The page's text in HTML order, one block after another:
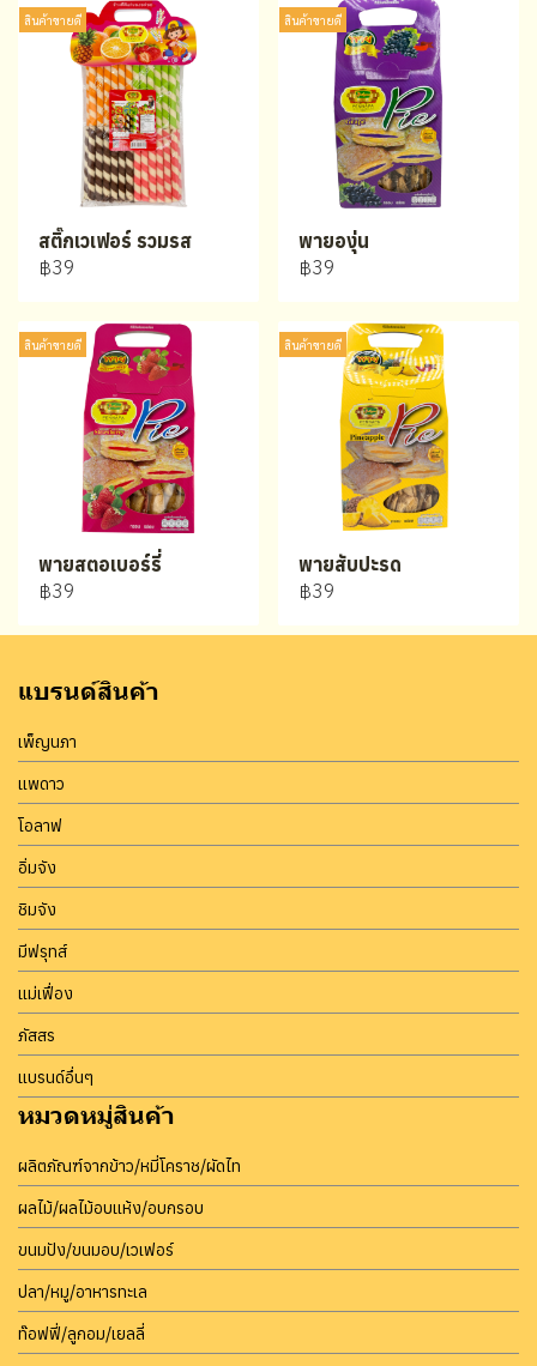
สินค้าขายดี
สติ๊กเวเฟอร์ รวมรส
฿39
สินค้าขายดี
พายองุ่น
฿39
สินค้าขายดี
พายสตอเบอร์รี่
฿39
สินค้าขายดี
พายสับปะรด
฿39
แบรนด์สินค้า
เพ็ญนภา
แพดาว
โอลาฟ
อิ่มจัง
ชิมจัง
มีฟรุทส์
แม่เฟื่อง
ภัสสร
แบรนด์อื่นๆ
หมวดหมู่สินค้า
ผลิตภัณฑ์จากข้าว/หมี่โคราช/ผัดไท
ผลไม้/ผลไม้อบแห้ง/อบกรอบ
ขนมปัง/ขนมอบ/เวเฟอร์
ปลา/หมู/อาหารทะเล
ท๊อฟฟี่/ลูกอม/เยลลี่